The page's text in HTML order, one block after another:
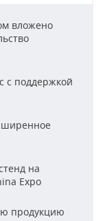
вложено
с поддержкой
на
Expo
продукцию